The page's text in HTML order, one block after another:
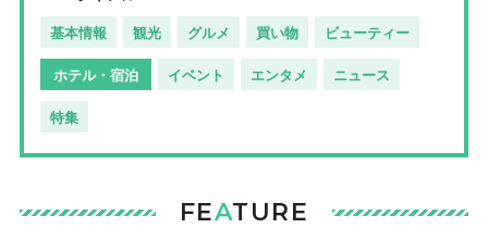
基本情報 観光 グルメ 買い物 ビューティー
ホテル・宿泊 イベント エンタメ ニュース
特集
FEATURE